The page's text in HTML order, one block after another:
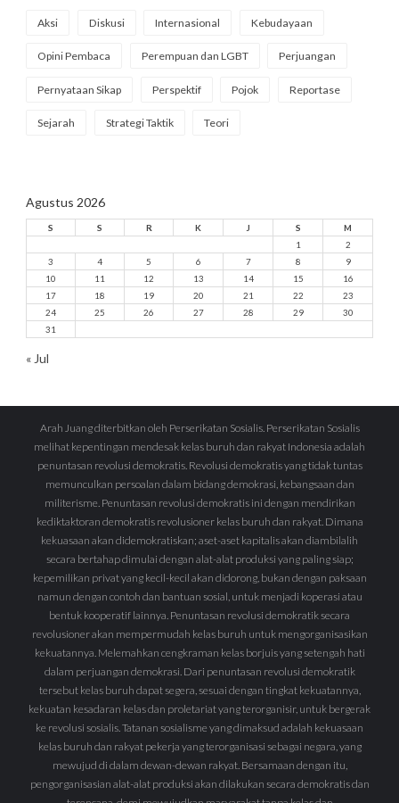
Aksi Diskusi Internasional Kebudayaan
Opini Pembaca Perempuan dan LGBT Perjuangan
Pernyataan Sikap Perspektif Pojok Reportase
Sejarah Strategi Taktik Teori
Agustus 2026
S S R K J S
M
1
2
3
4 5 6 7 8
9
10
11 12 13 14 15
16
17
18 19 20 21 22
23
24
25 26 27 28 29
30
31
« Jul
Arah Juang diterbitkan oleh Perserikatan Sosialis. Perserikatan Sosialis
melihat kepentingan mendesak kelas buruh dan rakyat Indonesia adalah
penuntasan revolusi demokratis. Revolusi demokratis yang tidak tuntas
memunculkan persoalan dalam bidang demokrasi, kebangsaan dan
militerisme. Penuntasan revolusi demokratis ini dengan mendirikan
kediktaktoran demokratis revolusioner kelas buruh dan rakyat. Dimana
kekuasaan akan didemokratiskan; aset-aset kapitalis akan diambilalih
secara bertahap dimulai dengan alat-alat produksi yang paling siap;
kepemilikan privat yang kecil-kecil akan didorong, bukan dengan paksaan
namun dengan contoh dan bantuan sosial, untuk menjadi koperasi atau
bentuk kooperatif lainnya. Penuntasan revolusi demokratik secara
revolusioner akan mempermudah kelas buruh untuk mengorganisasikan
kekuatannya. Melemahkan cengkraman kelas borjuis yang setengah hati
dalam perjuangan demokrasi. Dari penuntasan revolusi demokratik
tersebut kelas buruh dapat segera, sesuai dengan tingkat kekuatannya,
kekuatan kesadaran kelas dan proletariat yang terorganisir, untuk bergerak
ke revolusi sosialis. Tatanan sosialisme yang dimaksud adalah kekuasaan
kelas buruh dan rakyat pekerja yang terorganisasi sebagai negara, yang
mewujud di dalam dewan-dewan rakyat. Bersamaan dengan itu,
pengorganisasian alat-alat produksi akan dilakukan secara demokratis dan